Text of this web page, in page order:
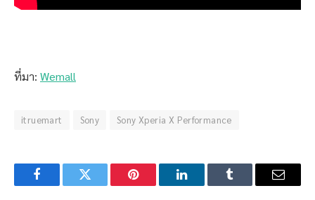
ที่มา: Wemall
itruemart Sony Sony Xperia X Performance
FacebookTwitter Pinterest LinkedInTumblr Email